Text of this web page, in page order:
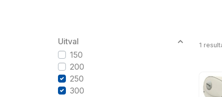
Uitval
150
200
250
300
1